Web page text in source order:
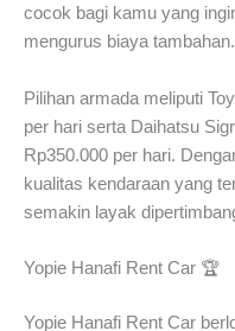
cocok bagi kamu yang
mengurus biaya tambahan.
Pilihan armada meliputi
per hari serta Daihatsu
Rp350.000 per hari.
kualitas kendaraan yang
semakin layak
Yopie Hanafi Rent Car 🏆
Yopie Hanafi Rent Car